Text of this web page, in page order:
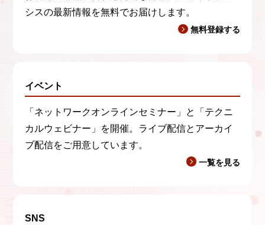
シスの最新情報を無料でお届けします。
無料登録する
イベント
「ネットワークオンラインセミナー」と「テクニ
カルウェビナー」を開催。ライブ配信とアーカイ
ブ配信をご用意しています。
一覧を見る
SNS